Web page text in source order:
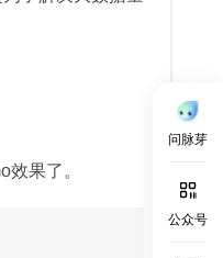
问脉芽
公众号